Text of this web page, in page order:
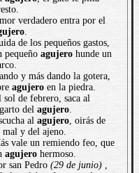
verdadero entra por el
.
de los pequeños gastos,
pequeño agujero hunde un
y más dando la gotera,
agujero en la piedra.
sol de febrero, saca al
del agujero.
al agujero, oirás de
mal y del ajeno.
vale un remiendo feo, que
agujero hermoso.
san Pedro (29 de junio) ,